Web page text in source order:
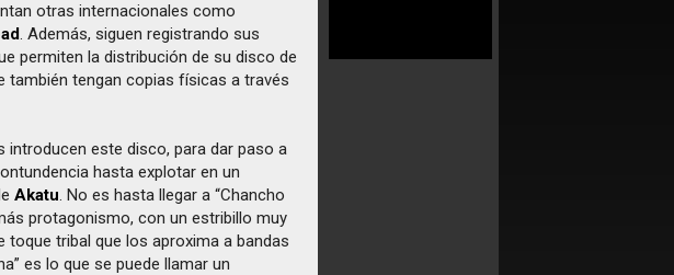
otras internacionales como
. Además, siguen registrando sus
permiten la distribución de su disco de
también tengan copias físicas a través
introducen este disco, para dar paso a
hasta explotar en un
Akatu. No es hasta llegar a “Chancho
protagonismo, con un estribillo muy
toque tribal que los aproxima a bandas
es lo que se puede llamar un